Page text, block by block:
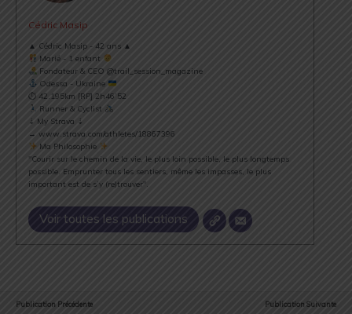
Cédric Masip
▲ Cédric Masip - 42 ans ▲
Marié - 1 enfant
Fondateur & CEO @trail_session_magazine
Odessa - Ukraine
⏱ 42.195km [RP] 2h46’52
Runner & Cyclist
⇣ My Strava ⇣
→ www.strava.com/athletes/18867396
Ma Philosophie
"Courir sur le chemin de la vie, le plus loin possible, le plus longtemps
possible. Emprunter tous les sentiers, même les impasses, le plus
important est de s’y (re)trouver".
Voir toutes les publications
Publication Précédente
Publication Suivante